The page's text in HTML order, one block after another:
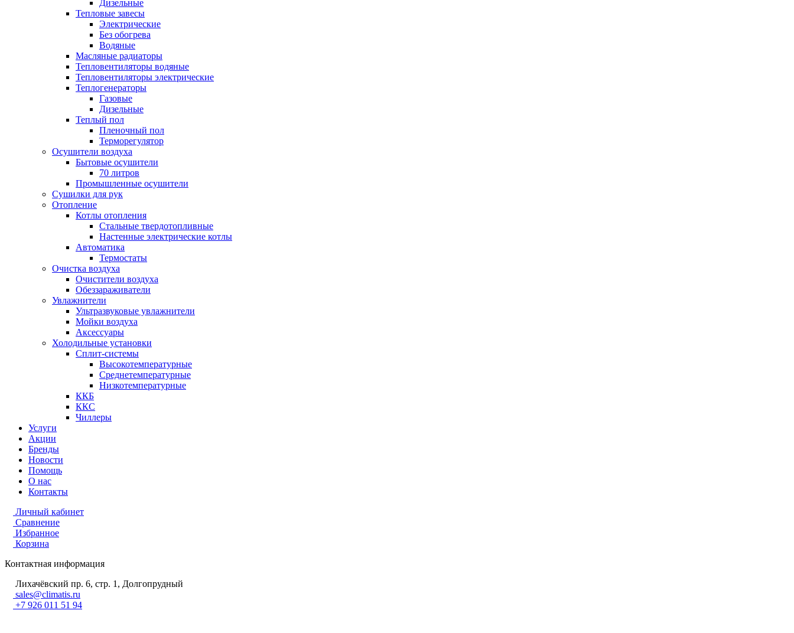
Дизельные
Тепловые завесы
Электрические
Без обогрева
Водяные
Масляные радиаторы
Тепловентиляторы водяные
Тепловентиляторы электрические
Теплогенераторы
Газовые
Дизельные
Теплый пол
Пленочный пол
Терморегулятор
Осушители воздуха
Бытовые осушители
70 литров
Промышленные осушители
Сушилки для рук
Отопление
Котлы отопления
Стальные твердотопливные
Настенные электрические котлы
Автоматика
Термостаты
Очистка воздуха
Очистители воздуха
Обеззараживатели
Увлажнители
Ультразвуковые увлажнители
Мойки воздуха
Аксессуары
Холодильные установки
Сплит-системы
Высокотемпературные
Среднетемпературные
Низкотемпературные
ККБ
ККС
Чиллеры
Услуги
Акции
Бренды
Новости
Помощь
О нас
Контакты
Личный кабинет
Сравнение
Избранное
Корзина
Контактная информация
Лихачёвский пр. 6, стр. 1, Долгопрудный
sales@climatis.ru
+7 926 011 51 94